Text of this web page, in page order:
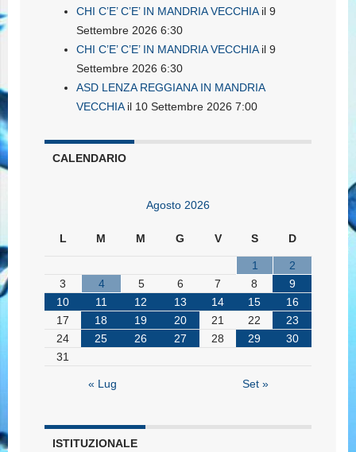
CHI C’E’ C’E’ IN MANDRIA VECCHIAil 9
Settembre 2026 6:30
CHI C’E’ C’E’ IN MANDRIA VECCHIAil 9
Settembre 2026 6:30
ASD LENZA REGGIANA IN MANDRIA
VECCHIAil 10 Settembre 2026 7:00
CALENDARIO
Agosto 2026
L M M G V S D
1
2
3
4 5 6 7 8
9
10
11 12 13 14 15
16
17
18 19 20 21 22
23
24
25 26 27 28 29
30
31
« Lug Set »
ISTITUZIONALE